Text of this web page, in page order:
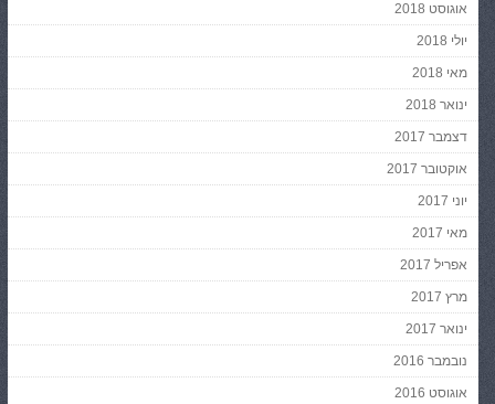
אוגוסט 2018
יולי 2018
מאי 2018
ינואר 2018
דצמבר 2017
אוקטובר 2017
יוני 2017
מאי 2017
אפריל 2017
מרץ 2017
ינואר 2017
נובמבר 2016
אוגוסט 2016